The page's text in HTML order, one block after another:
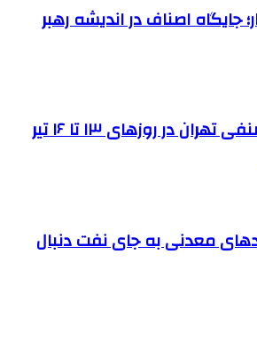
جایگاه اصناف در اندیشه رهبر
اتحادیه های صنفی تهران در روزهای ۱۳ تا ۱۶ تیر
معدنی به جای نفت دنبال